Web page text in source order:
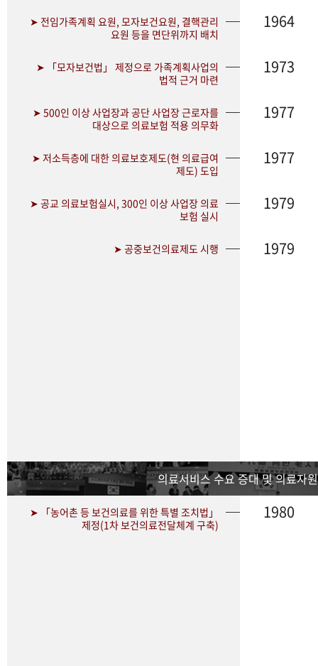
➤ 전임가족계획 요원, 모자보건요원, 결핵관리
요원 등을 면단위까지 배치
1964
➤ 「모자보건법」 제정으로 가족계획사업의
법적 근거 마련
1973
➤ 500인 이상 사업장과 공단 사업장 근로자를
대상으로 의료보험 적용 의무화
1977
➤ 저소득층에 대한 의료보호제도(현 의료급여
제도) 도입
1977
➤ 공교 의료보험실시, 300인 이상 사업장 의료
보험 실시
1979
➤ 공중보건의료제도 시행 1979
의료서비스 수요 증대 및 의료자
➤ 「농어촌 등 보건의료를 위한 특별 조치법」
제정(1차 보건의료전달체계 구축)
1980